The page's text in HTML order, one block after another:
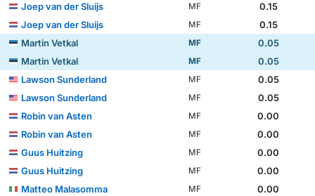
Joep van der Sluijs MF
0.15
Joep van der Sluijs
MF
0.15
Martin Vetkal
MF
0.05
Martin Vetkal
MF
0.05
Lawson Sunderland
MF
0.05
Lawson Sunderland
MF
0.05
Robin van Asten
MF
0.00
Robin van Asten
MF
0.00
Guus Huitzing
MF
0.00
Guus Huitzing
MF
0.00
Matteo Malasomma
MF
0.00